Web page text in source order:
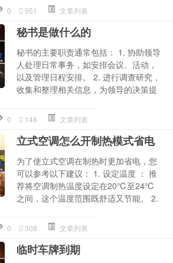
0 951 文章列表
秘书是做什么的
秘书的主要职责通常包括： 1. 协助领导
人处理日常事务，如安排会议、活动，
以及管理日程安排。 2. 进行调查研究，
收集和整理相关信息，为领导的决策提
0 146 文章列表
立式空调怎么开制热模式省电
为了使立式空调在制热时更加省电，您
可以参考以下建议： 1. 设定温度 ： 推
荐将空调制热温度设定在20℃至24℃
之间，这个温度范围既舒适又节能。 2.
0 308 文章列表
临时车牌到期